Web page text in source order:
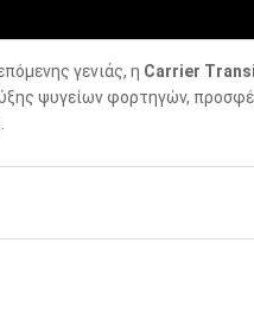
γενιάς, η Carrier
ψυγείων φορτηγών,